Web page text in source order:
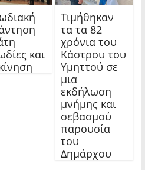
και
Τιμήθηκαν
τα τα 82
χρόνια του
Κάστρου του
Υμηττού σε
μια
εκδήλωση
μνήμης και
σεβασμού
παρουσία
του
Δημάρχου